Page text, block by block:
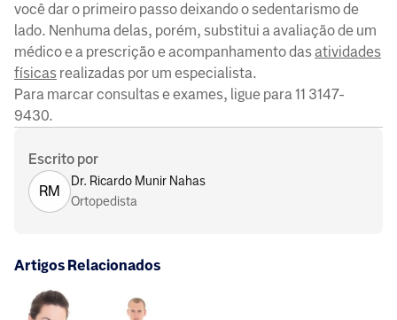
você dar o primeiro passo deixando o sedentarismo de
lado. Nenhuma delas, porém, substitui a avaliação de um
médico e a prescrição e acompanhamento dasatividades
físicas realizadas por um especialista.
Para marcar consultas e exames, ligue para 11 3147-
9430.
Escrito por
RM
Dr. Ricardo Munir Nahas
Ortopedista
Artigos Relacionados